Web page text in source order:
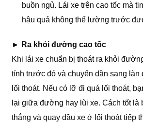
buồn ngủ. Lái xe trên cao tốc mà
hậu quả không thể lường trước
► Ra khỏi đường cao tốc
Khi lái xe chuẩn bị thoát ra khỏi
tính trước đó và chuyển dần sang làn
lối thoát. Nếu có lỡ đi quá lối thoát,
lại giữa đường hay lùi xe. Cách tốt là
thẳng và quay đầu xe ở lối thoát tiếp